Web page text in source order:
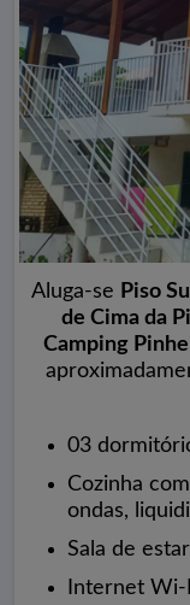
Aluga-se Piso
de Cima da
Camping
03
Cozinha
ondas,
Sala de
Internet Wi-